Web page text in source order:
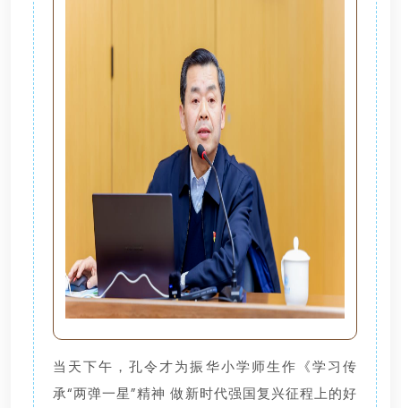
当天下午，孔令才为振华小学师生作《学习传
承“两弹一星”精神 做新时代强国复兴征程上的好